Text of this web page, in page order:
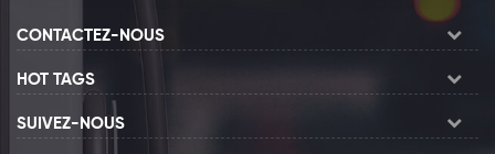
CONTACTEZ-NOUS
HOT TAGS
SUIVEZ-NOUS